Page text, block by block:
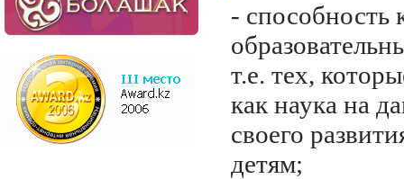
- способность
т.е. тех,
как наука на
своего
детям;